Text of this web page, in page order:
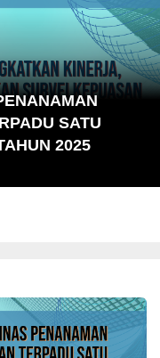
SATU
2025